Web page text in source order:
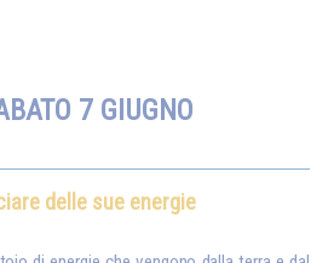
7 GIUGNO
delle sue energie